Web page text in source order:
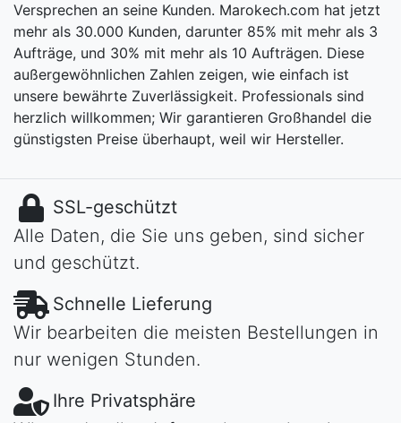
Versprechen an seine Kunden. Marokech.com hat jetzt
mehr als 30.000 Kunden, darunter 85% mit mehr als 3
Aufträge, und 30% mit mehr als 10 Aufträgen. Diese
außergewöhnlichen Zahlen zeigen, wie einfach ist
unsere bewährte Zuverlässigkeit. Professionals sind
herzlich willkommen; Wir garantieren Großhandel die
günstigsten Preise überhaupt, weil wir Hersteller.
SSL-geschützt
Alle Daten, die Sie uns geben, sind sicher
und geschützt.
Schnelle Lieferung
Wir bearbeiten die meisten Bestellungen in
nur wenigen Stunden.
Ihre Privatsphäre